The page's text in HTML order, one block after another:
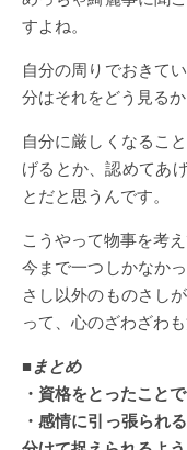
すよね。
自分の周りでおきて
分はそれをどう見るか
自分に厳しくなるこ
げるとか、認めてあ
とだと思うんです。
こうやって物事を考え
今まで一つしかなか
さし以外のものさし
って、心のざわざわ
■まとめ
・資格をとったこと
・感情に引っ張られ